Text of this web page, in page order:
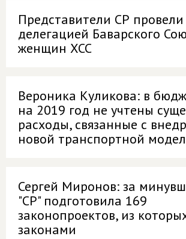
Представители СР провели
делегацией Баварского
женщин ХСС
Вероника Куликова: в
на 2019 год не учтены
расходы, связанные с
новой транспортной
Сергей Миронов: за
"СР" подготовила 169
законопроектов, из
законами